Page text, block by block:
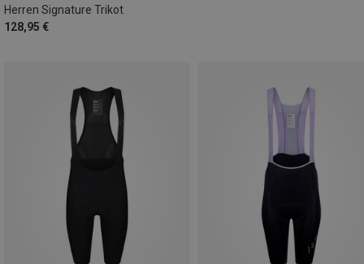
Herren Signature Trikot
128,95 €